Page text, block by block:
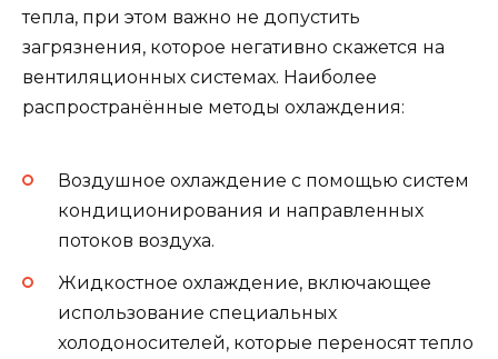
тепла, при этом важно не допустить
загрязнения, которое негативно скажется на
вентиляционных системах. Наиболее
распространённые методы охлаждения:
Воздушное охлаждение с помощью систем
кондиционирования и направленных
потоков воздуха.
Жидкостное охлаждение, включающее
использование специальных
холодоносителей, которые переносят тепло